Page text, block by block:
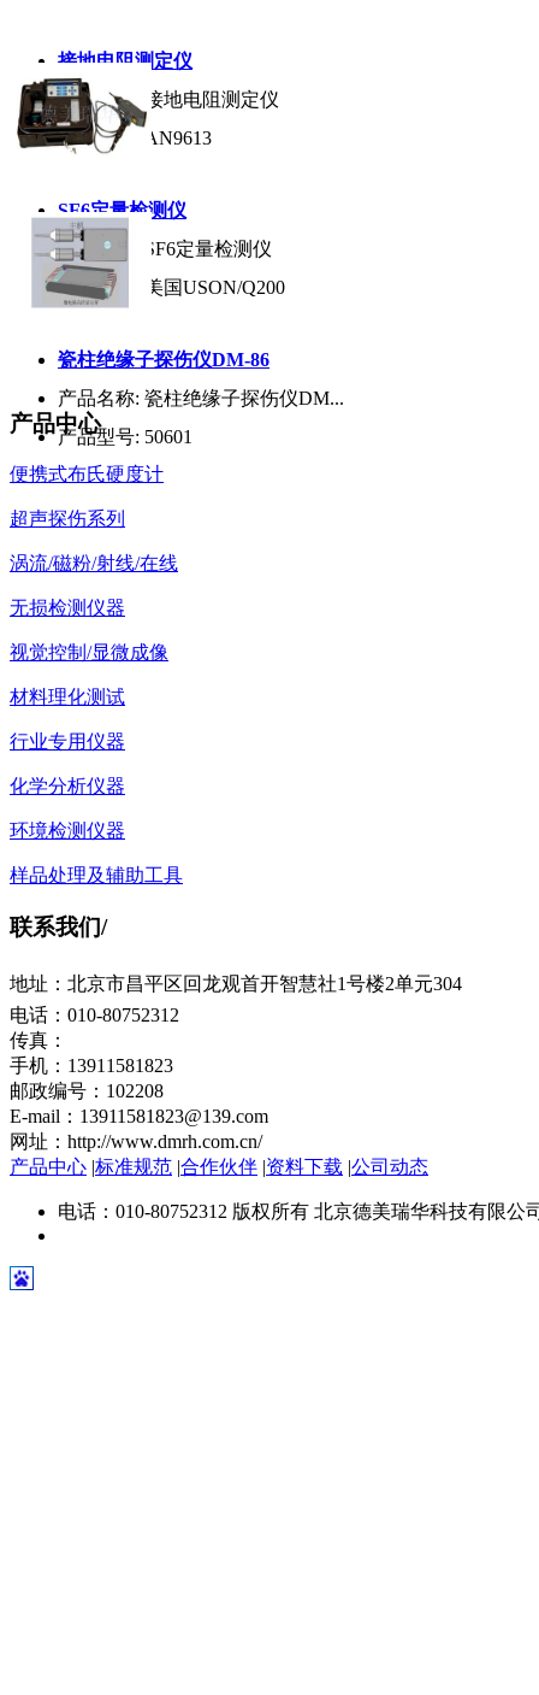
接地电阻测定仪
产品名称:
接地电阻测定仪
产品型号:
AN9613
SF6定量检测仪
产品名称:
SF6定量检测仪
产品型号:
美国USON/Q200
瓷柱绝缘子探伤仪DM-86
产品名称: 瓷柱绝缘子探伤仪DM...
产品型号: 50601
产品中心
便携式布氏硬度计
超声探伤系列
涡流/磁粉/射线/在线
无损检测仪器
视觉控制/显微成像
材料理化测试
行业专用仪器
化学分析仪器
环境检测仪器
样品处理及辅助工具
联系我们/
地址：北京市昌平区回龙观首开智慧社1号楼2单元304
电话：010-80752312
传真：
手机：13911581823
邮政编号：102208
E-mail：13911581823@139.com
网址：http://www.dmrh.com.cn/
产品中心 |标准规范 |合作伙伴 |资料下载 |公司动态
电话：010-80752312 版权所有 北京德美瑞华科技有限公